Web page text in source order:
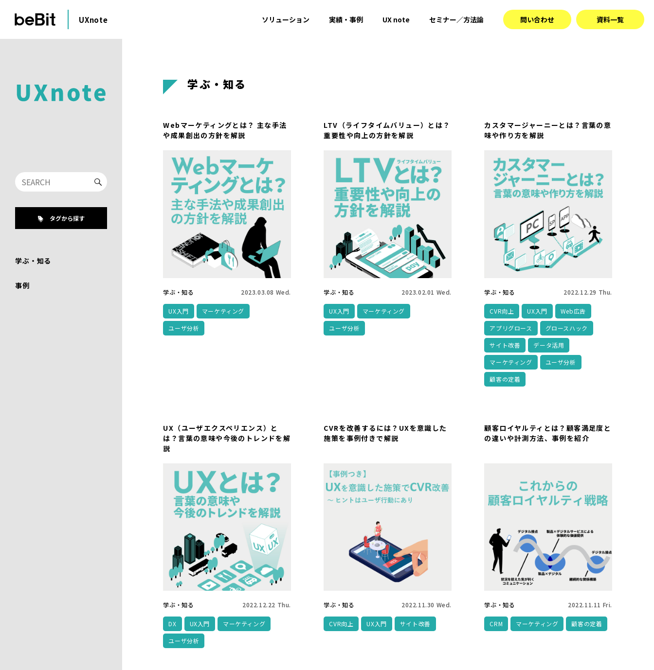
UXnote ソリューション 実績・事例 UX note セミナー／方法論 問い合わせ 資料一覧
タグから探す
学ぶ・知る
事例
学ぶ・知る
Webマーケティングとは？ 主な手法
や成果創出の方針を解説
学ぶ・知る 2023.03.08 Wed.
UX入門 マーケティング
ユーザ分析
LTV（ライフタイムバリュー）とは？
重要性や向上の方針を解説
学ぶ・知る 2023.02.01 Wed.
UX入門 マーケティング
ユーザ分析
カスタマージャーニーとは？言葉の意
味や作り方を解説
学ぶ・知る 2022.12.29 Thu.
CVR向上 UX入門 Web広告
アプリグロース グロースハック
サイト改善 データ活用
マーケティング ユーザ分析
顧客の定着
UX（ユーザエクスペリエンス）と
は？言葉の意味や今後のトレンドを解
説
学ぶ・知る 2022.12.22 Thu.
DX UX入門 マーケティング
ユーザ分析
CVRを改善するには？UXを意識した
施策を事例付きで解説
学ぶ・知る 2022.11.30 Wed.
CVR向上 UX入門 サイト改善
顧客ロイヤルティとは？顧客満足度と
の違いや計測方法、事例を紹介
学ぶ・知る 2022.11.11 Fri.
CRM マーケティング 顧客の定着